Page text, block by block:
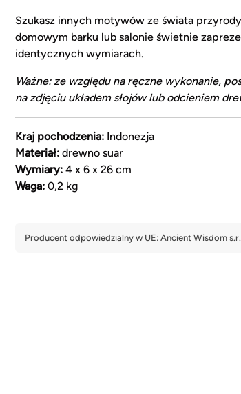
Szukasz innych motywów ze świata
domowym barku lub salonie świetnie
identycznych wymiarach.
Ważne: ze względu na ręczne wykonanie,
na zdjęciu układem słojów lub odcieniem
Kraj pochodzenia: Indonezja
Materiał: drewno suar
Wymiary: 4 x 6 x 26 cm
Waga: 0,2 kg